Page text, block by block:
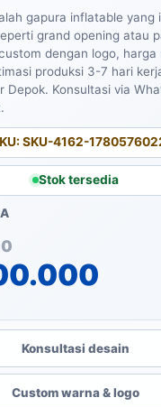
gapura inflatable yang
grand opening atau
dengan logo, harga
produksi 3-7 hari
Depok. Konsultasi via
SKU-4162-
Stok tersedia
ini
Konsultasi desain
Custom warna & logo